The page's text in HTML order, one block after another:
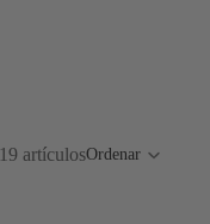
19 artículosOrdenar